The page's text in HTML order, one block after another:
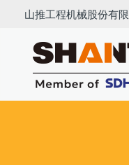
日韩精品网_
山推工程机械股份有